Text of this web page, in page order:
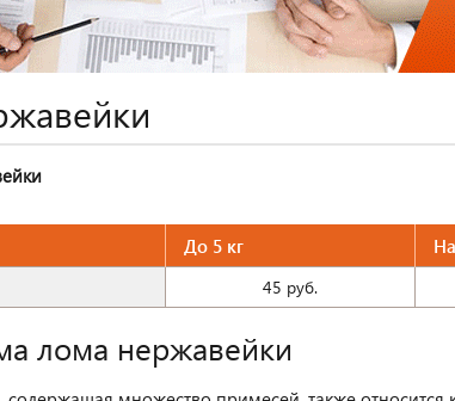
До 5 кг
45 руб.
лома нержавейки